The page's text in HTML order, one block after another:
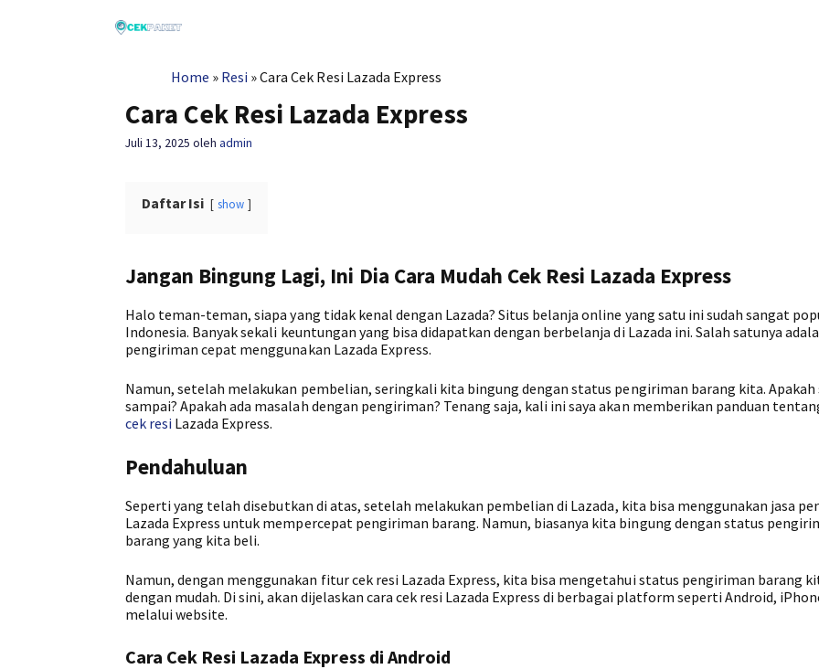
Home » Resi »Cara Cek Resi Lazada Express
Cara Cek Resi Lazada Express
Juli 13, 2025 oleh admin
Daftar Isi show
Jangan Bingung Lagi, Ini Dia Cara Mudah Cek Resi Lazada Express
Halo teman-teman, siapa yang tidak kenal dengan Lazada? Situs belanja online yang satu ini sudah sangat
Indonesia. Banyak sekali keuntungan yang bisa didapatkan dengan berbelanja di Lazada ini. Salah satunya
pengiriman cepat menggunakan Lazada Express.
Namun, setelah melakukan pembelian, seringkali kita bingung dengan status pengiriman barang kita. Apakah
sampai? Apakah ada masalah dengan pengiriman? Tenang saja, kali ini saya akan memberikan panduan
cek resi Lazada Express.
Pendahuluan
Seperti yang telah disebutkan di atas, setelah melakukan pembelian di Lazada, kita bisa menggunakan jasa
Lazada Express untuk mempercepat pengiriman barang. Namun, biasanya kita bingung dengan status
barang yang kita beli.
Namun, dengan menggunakan fitur cek resi Lazada Express, kita bisa mengetahui status pengiriman barang
dengan mudah. Di sini, akan dijelaskan cara cek resi Lazada Express di berbagai platform seperti Android,
melalui website.
Cara Cek Resi Lazada Express di Android